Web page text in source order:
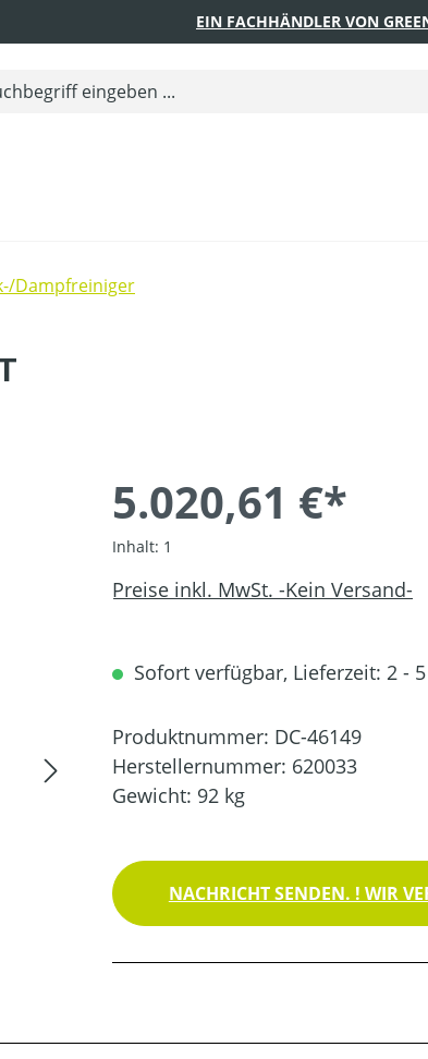
EIN FACHHÄNDLER VON
Dampfreiniger
5.020,61 €*
Inhalt: 1
Preise inkl. MwSt. -Kein Versand-
Sofort verfügbar, Lieferzeit: 2 -
Produktnummer: DC-46149
Herstellernummer: 620033
Gewicht: 92 kg
NACHRICHT SENDEN. ! WIR